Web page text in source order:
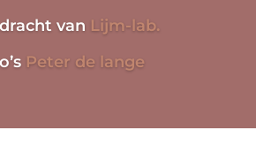
van Lijm-lab.
Peter de lange